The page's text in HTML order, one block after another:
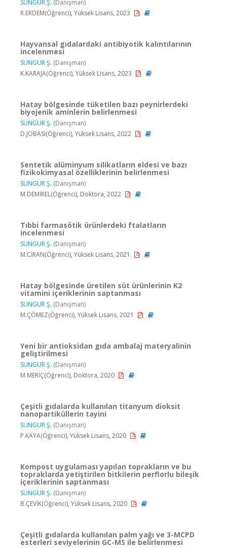
SUNGUR Ş. (Danışman)
R.ERDEM(Öğrenci), Yüksek Lisans, 2023
Hayvansal gıdalardaki antibiyotik kalıntılarının
incelenmesi
SUNGUR Ş. (Danışman)
K.KARAJA(Öğrenci), Yüksek Lisans, 2023
Hatay bölgesinde tüketilen bazı peynirlerdeki
biyojenik aminlerin belirlenmesi
SUNGUR Ş. (Danışman)
D.JOBASI(Öğrenci), Yüksek Lisans, 2022
Sentetik alüminyum silikatların eldesi ve bazı
fizikokimyasal özelliklerinin belirlenmesi
SUNGUR Ş. (Danışman)
M.DEMİREL(Öğrenci), Doktora, 2022
Tıbbi farmasötik ürünlerdeki ftalatların
incelenmesi
SUNGUR Ş. (Danışman)
M.CİRAN(Öğrenci), Yüksek Lisans, 2021
Hatay bölgesinde üretilen süt ürünlerinin K2
vitamini içeriklerinin saptanması
SUNGUR Ş. (Danışman)
M.ÇÖMEZ(Öğrenci), Yüksek Lisans, 2021
Yeni bir antioksidan gıda ambalaj materyalinin
geliştirilmesi
SUNGUR Ş. (Danışman)
M.MERİÇ(Öğrenci), Doktora, 2020
Çeşitli gıdalarda kullanılan titanyum dioksit
nanopartiküllerin tayini
SUNGUR Ş. (Danışman)
P.KAYA(Öğrenci), Yüksek Lisans, 2020
Kompost uygulaması yapılan toprakların ve bu
topraklarda yetiştirilen bitkilerin perflorlu bileşik
içeriklerinin saptanması
SUNGUR Ş. (Danışman)
B.ÇEVİK(Öğrenci), Yüksek Lisans, 2020
Çeşitli gıdalarda kullanılan palm yağı ve 3-MCPD
esterleri seviyelerinin GC-MS ile belirlenmesi